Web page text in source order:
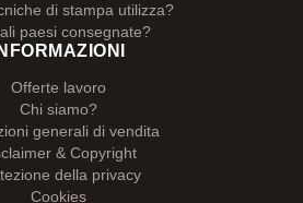
di stampa utilizza?
paesi consegnate?
INFORMAZIONI
Offerte lavoro
Chi siamo?
generali di vendita
& Copyright
della privacy
Cookies